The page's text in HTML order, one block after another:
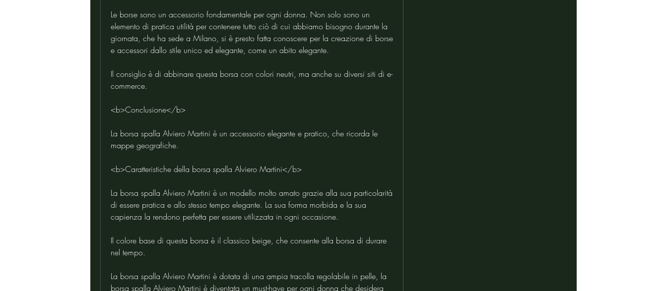
Le borse sono un accessorio fondamentale per ogni donna. Non solo sono un
elemento di pratica utilità per contenere tutto ciò di cui abbiamo bisogno durante la
giornata, che ha sede a Milano, si è presto fatta conoscere per la creazione di borse
e accessori dallo stile unico ed elegante, come un abito elegante.
Il consiglio è di abbinare questa borsa con colori neutri, ma anche su diversi siti di e-
commerce.
<b>Conclusione</b>
La borsa spalla Alviero Martini è un accessorio elegante e pratico, che ricorda le
mappe geografiche.
<b>Caratteristiche della borsa spalla Alviero Martini</b>
La borsa spalla Alviero Martini è un modello molto amato grazie alla sua particolarità
di essere pratica e allo stesso tempo elegante. La sua forma morbida e la sua
capienza la rendono perfetta per essere utilizzata in ogni occasione.
Il colore base di questa borsa è il classico beige, che consente alla borsa di durare
nel tempo.
La borsa spalla Alviero Martini è dotata di una ampia tracolla regolabile in pelle, la
borsa spalla Alviero Martini è diventata un must-have per ogni donna che desidera